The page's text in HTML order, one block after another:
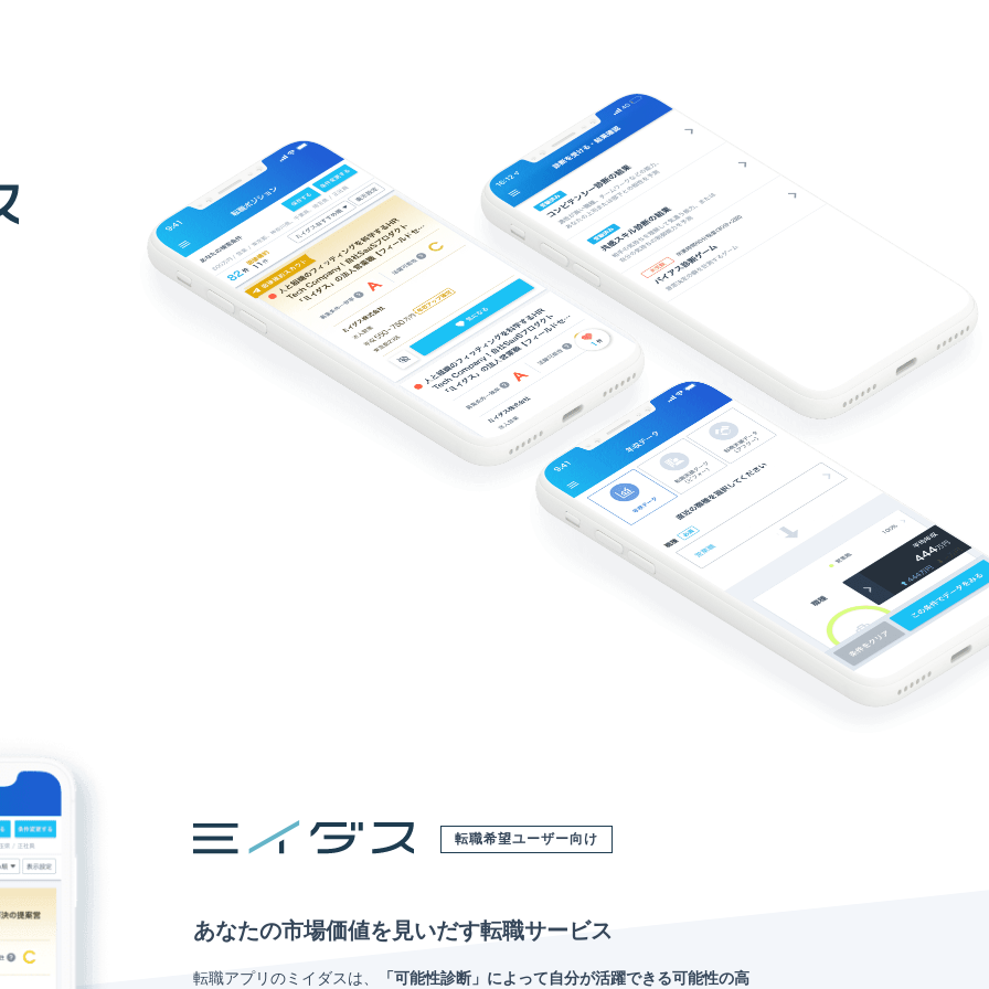
転職希望ユーザー向け
あなたの市場価値を見いだす転職サービス
転職アプリのミイダスは、 「可能性診断」によって自分が活躍できる可能性の高